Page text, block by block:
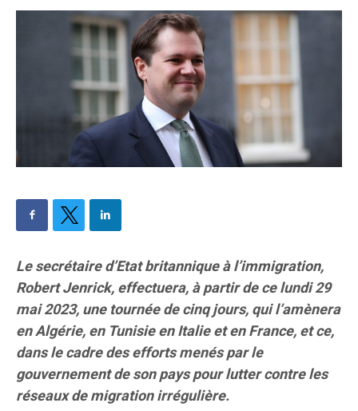
Le secrétaire d’Etat britannique à l’immigration,
Robert Jenrick, effectuera, à partir de ce lundi 29
mai 2023, une tournée de cinq jours, qui l’amènera
en Algérie, en Tunisie en Italie et en France, et ce,
dans le cadre des efforts menés par le
gouvernement de son pays pour lutter contre les
réseaux de migration irrégulière.